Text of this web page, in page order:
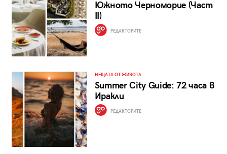
Южното Черноморие (Част
II)
РЕДАКТОРИТЕ
НЕЩАТА ОТ ЖИВОТА
Summer City Guide: 72 часа в
Иракли
РЕДАКТОРИТЕ